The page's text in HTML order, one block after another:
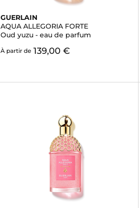
GUERLAIN
AQUA ALLEGORIA FORTE
Oud yuzu - eau de parfum
À partir de 139,00 €